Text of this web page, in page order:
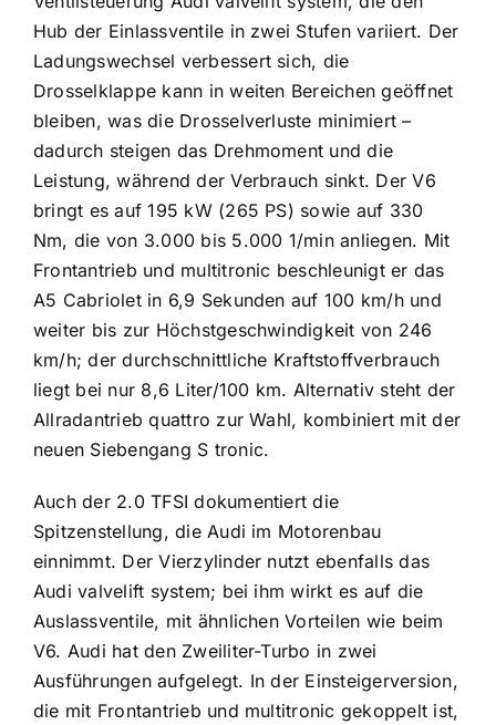
Hub der Einlass­ventile in zwei Stufen variiert. Der
Ladungswechsel verbessert sich, die
Drosselklappe kann in weiten Bereichen geöffnet
bleiben, was die Drossel­verluste minimiert –
dadurch steigen das Drehmoment und die
Leistung, während der Verbrauch sinkt. Der V6
bringt es auf 195 kW (265 PS) sowie auf 330
Nm, die von 3.000 bis 5.000 1/min anliegen. Mit
Frontantrieb und multitronic beschleunigt er das
A5 Cabriolet in 6,9 Sekunden auf 100 km/h und
weiter bis zur Höchstgeschwindigkeit von 246
km/h; der durchschnittliche Kraftstoffverbrauch
liegt bei nur 8,6 Liter/100 km. Alternativ steht der
Allradantrieb quattro zur Wahl, kombiniert mit der
neuen Siebengang S tronic.
Auch der 2.0 TFSI dokumentiert die
Spitzenstellung, die Audi im Motorenbau
einnimmt. Der Vierzylinder nutzt ebenfalls das
Audi valvelift system; bei ihm wirkt es auf die
Auslassventile, mit ähnlichen Vorteilen wie beim
V6. Audi hat den Zweiliter-Turbo in zwei
Ausführungen aufgelegt. In der Einsteigerversion,
die mit Frontantrieb und multitronic gekoppelt ist,